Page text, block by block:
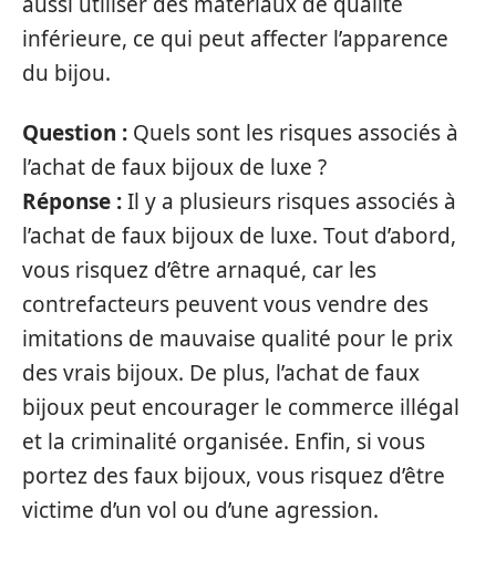
inférieure, ce qui peut affecter l’apparence
du bijou.
Question : Quels sont les risques associés à
l’achat de faux bijoux de luxe ?
Réponse :Il y a plusieurs risques associés à
l’achat de faux bijoux de luxe. Tout d’abord,
vous risquez d’être arnaqué, car les
contrefacteurs peuvent vous vendre des
imitations de mauvaise qualité pour le prix
des vrais bijoux. De plus, l’achat de faux
bijoux peut encourager le commerce illégal
et la criminalité organisée. Enfin, si vous
portez des faux bijoux, vous risquez d’être
victime d’un vol ou d’une agression.